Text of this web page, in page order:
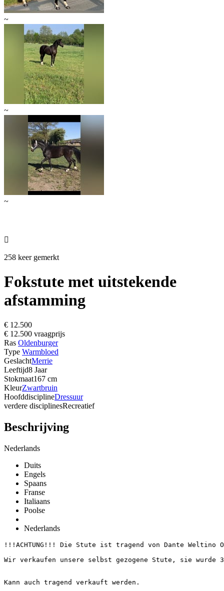
~
~
~

258 keer gemerkt
Fokstute met uitstekende
afstamming
€ 12.500
€ 12.500 vraagprijs
Ras Oldenburger
Type Warmbloed
GeslachtMerrie
Leeftijd8 Jaar
Stokmaat167 cm
KleurZwartbruin
HoofddisciplineDressuur
verdere disciplinesRecreatief
Beschrijving
Nederlands
Duits
Engels
Spaans
Franse
Italiaans
Poolse
Nederlands
!!!ACHTUNG!!! Die Stute ist tragend von Dante Weltino
Wir verkaufen unsere selbst gezogene Stute, sie
Kann auch tragend verkauft werden.